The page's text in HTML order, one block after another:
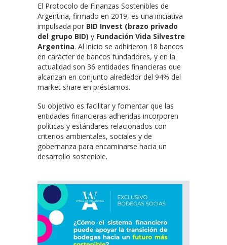
El Protocolo de Finanzas Sostenibles de
Argentina, firmado en 2019, es una iniciativa
impulsada por BID Invest (brazo privado
del grupo BID) y Fundación Vida Silvestre
Argentina. Al inicio se adhirieron 18 bancos
en carácter de bancos fundadores, y en la
actualidad son 36 entidades financieras que
alcanzan en conjunto alrededor del 94% del
market share en préstamos.
Su objetivo es facilitar y fomentar que las
entidades financieras adheridas incorporen
políticas y estándares relacionados con
criterios ambientales, sociales y de
gobernanza para encaminarse hacia un
desarrollo sostenible.